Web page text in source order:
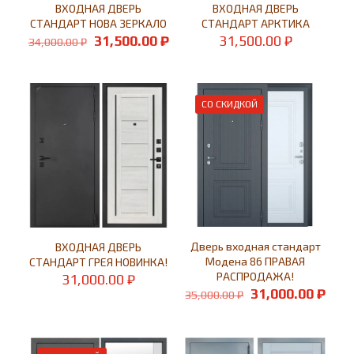
ВХОДНАЯ ДВЕРЬ
СТАНДАРТ НОВА ЗЕРКАЛО
34,000.00₽
Первоначальная
34,000.00 ₽.
31,500.00₽Текущая
ВХОДНАЯ ДВЕРЬ
СТАНДАРТ АРКТИКА
31,500.00 ₽
ВХОДНАЯ ДВЕРЬ
СТАНДАРТ ГРЕЯ НОВИНКА!
31,000.00₽
СО СКИДКОЙ
Дверь входная стандарт
Модена 86 ПРАВАЯ
РАСПРОДАЖА!
35,000.00₽
35,000.00 ₽.
31,000.00₽